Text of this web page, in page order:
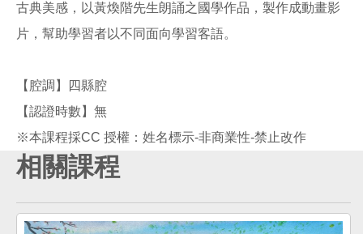
古典美感，以黃煥階先生朗誦之國學作品，製作成動畫影
片，幫助學習者以不同面向學習客語。
【腔調】四縣腔
【認證時數】無
相關課程